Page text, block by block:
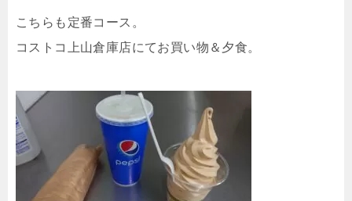
こちらも定番コース。
コストコ上山倉庫店にてお買い物＆夕食。